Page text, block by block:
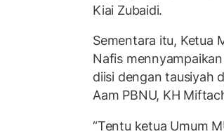
Kiai Zubaidi.
Sementara itu, Ketua
Nafis
diisi dengan tausiyah
Aam PBNU, KH
“Tentu ketua Umum